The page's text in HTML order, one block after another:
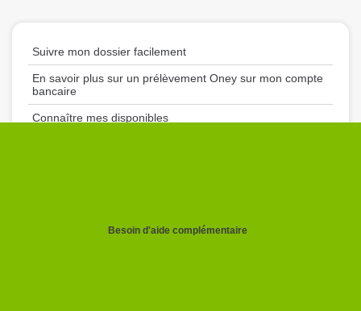
Suivre mon dossier facilement
En savoir plus sur un prélèvement Oney sur mon compte
bancaire
Connaître mes disponibles
Besoin d'aide complémentaire